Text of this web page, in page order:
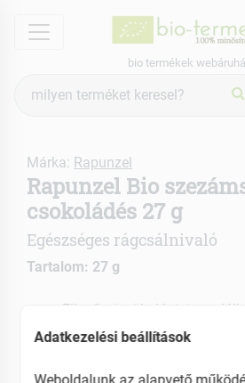
menu
bio termékek
keresés
Márka: Rapunzel
Rapunzel Bio
csokoládés 27 g
Egészséges rágcsálnivaló
Tartalom: 27 g
Ellenőrzött ökológiai
Rizssziruppal édesítve
Adatkezelési beállítások